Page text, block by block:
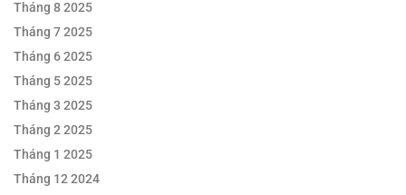
Tháng 8 2025
Tháng 7 2025
Tháng 6 2025
Tháng 5 2025
Tháng 3 2025
Tháng 2 2025
Tháng 1 2025
Tháng 12 2024